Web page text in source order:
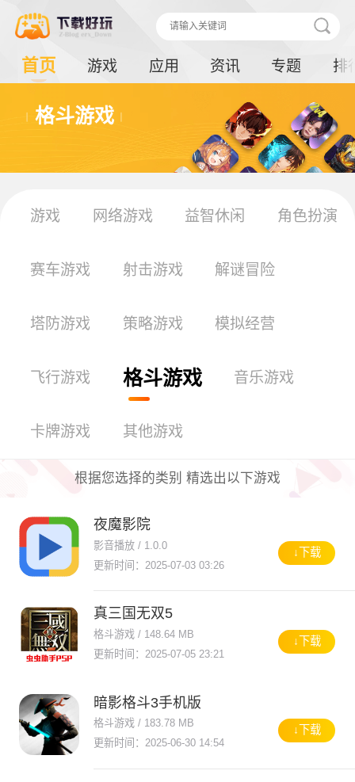
首页 游戏 应用 资讯 专题 排
格斗游戏
游戏 网络游戏 益智休闲 角色扮演
赛车游戏 射击游戏 解谜冒险
塔防游戏 策略游戏 模拟经营
飞行游戏 格斗游戏 音乐游戏
卡牌游戏 其他游戏
根据您选择的类别 精选出以下游戏
夜魔影院
影音播放 / 1.0.0
更新时间：2025-07-03 03:26
↓下载
真三国无双5
格斗游戏 / 148.64 MB
更新时间：2025-07-05 23:21
↓下载
暗影格斗3手机版
格斗游戏 / 183.78 MB
更新时间：2025-06-30 14:54
↓下载